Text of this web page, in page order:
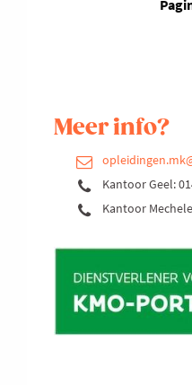
Meer info?
Kantoor Geel:
Kantoor